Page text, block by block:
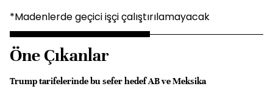
*Madenlerde geçici işçi çalıştırılamayacak
Öne Çıkanlar
Trump tarifelerinde bu sefer hedef AB ve Meksika